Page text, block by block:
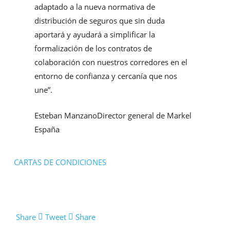
adaptado a la nueva normativa de
distribución de seguros que sin duda
aportará y ayudará a simplificar la
formalización de los contratos de
colaboración con nuestros corredores en el
entorno de confianza y cercanía que nos
une”.
Esteban ManzanoDirector general de Markel
España
CARTAS DE CONDICIONES
Share Tweet Share